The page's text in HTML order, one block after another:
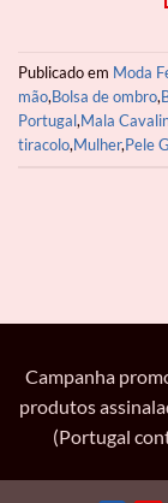
Publicado em Moda
mão,Bolsa de ombro,
Portugal,Mala
tiracolo,Mulher,Pele
Campanha
produtos
(Portugal